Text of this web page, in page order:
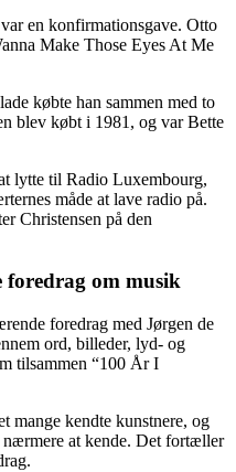
en konfirmationsgave. Otto
Make Those Eyes At Me
købte han sammen med to
blev købt i 1981, og var Bette
lytte til Radio Luxembourg,
måde at lave radio på.
Christensen på den
om musik
foredrag med Jørgen de
ord, billeder, lyd- og
tilsammen “100 År I
mange kendte kunstnere, og
at kende. Det fortæller